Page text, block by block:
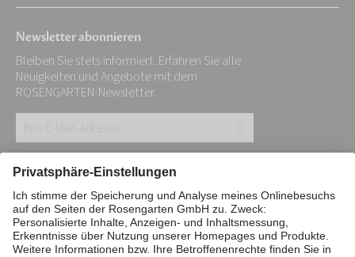
Newsletter abonnieren
Bleiben Sie stets informiert. Erfahren Sie alle
Neuigkeiten und Angebote mit dem
ROSENGARTEN-Newsletter.
E-
Mail-
Adresse:
*
Impressum Datenschutz
Stiftung
Interne Meldestelle
Zahlungsmittel
Barrierefreiheitserklärung
Vertrag widerrufen